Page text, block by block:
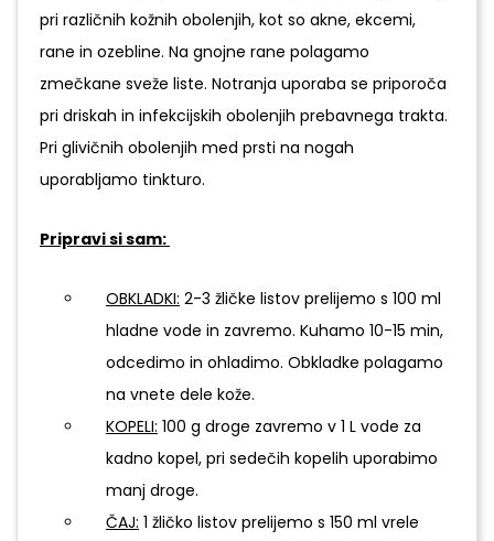
pri različnih kožnih obolenjih, kot so akne, ekcemi,
rane in ozebline. Na gnojne rane polagamo
zmečkane sveže liste. Notranja uporaba se priporoča
pri driskah in infekcijskih obolenjih prebavnega trakta.
Pri glivičnih obolenjih med prsti na nogah
uporabljamo tinkturo.
Pripravi si sam:
OBKLADKI: 2-3 žličke listov prelijemo s 100 ml
hladne vode in zavremo. Kuhamo 10-15 min,
odcedimo in ohladimo. Obkladke polagamo
na vnete dele kože.
KOPELI: 100 g droge zavremo v 1 L vode za
kadno kopel, pri sedečih kopelih uporabimo
manj droge.
ČAJ: 1 žličko listov prelijemo s 150 ml vrele